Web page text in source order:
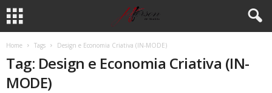
Home Tags Design e Economia Criativa (IN-MODE)
Tag: Design e Economia Criativa (IN-
MODE)